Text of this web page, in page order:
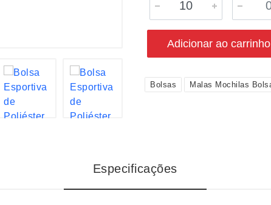
Adicionar ao carrinho
Bolsas Malas Mochilas
Especificações